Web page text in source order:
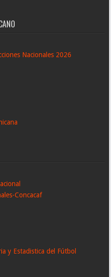
Nacionales 2026
Concacaf
y Estadistica del Fútbol